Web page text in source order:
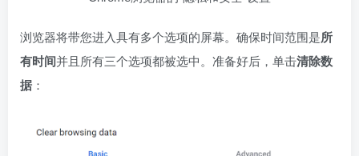
浏览器将带您进入具有多个选项的屏幕。确保时间范围是所
有时间并且所有三个选项都被选中。准备好后，单击清除数
据 ：